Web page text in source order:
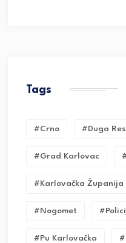
Tags
#crno #duga
#grad Karlovac
#karlovačka Županija
#nogomet
#pu Karlovačka